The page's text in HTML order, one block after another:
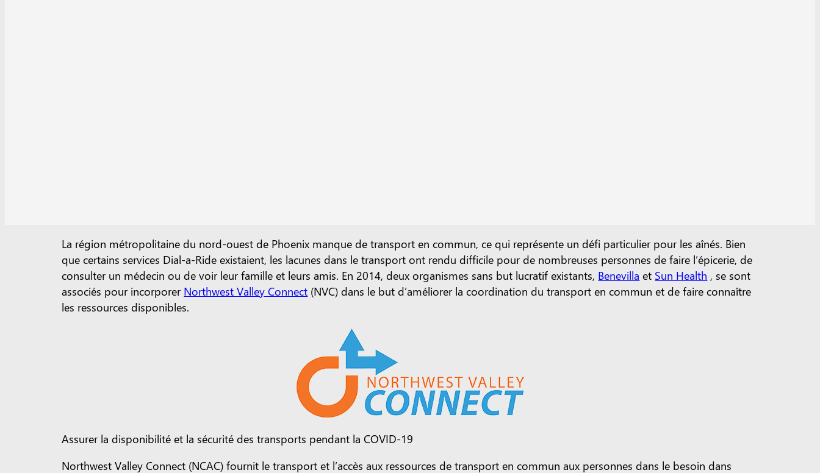
La région métropolitaine du nord-ouest de Phoenix manque de transport en commun, ce qui représente un défi particulier pour les aînés. Bien
que certains services Dial-a-Ride existaient, les lacunes dans le transport ont rendu difficile pour de nombreuses personnes de faire l’épicerie, de
consulter un médecin ou de voir leur famille et leurs amis. En 2014, deux organismes sans but lucratif existants, Benevilla et Sun Health , se sont
associés pour incorporer Northwest Valley Connect (NVC) dans le but d’améliorer la coordination du transport en commun et de faire connaître
les ressources disponibles.
Assurer la disponibilité et la sécurité des transports pendant la COVID-19
Northwest Valley Connect (NCAC) fournit le transport et l’accès aux ressources de transport en commun aux personnes dans le besoin dans